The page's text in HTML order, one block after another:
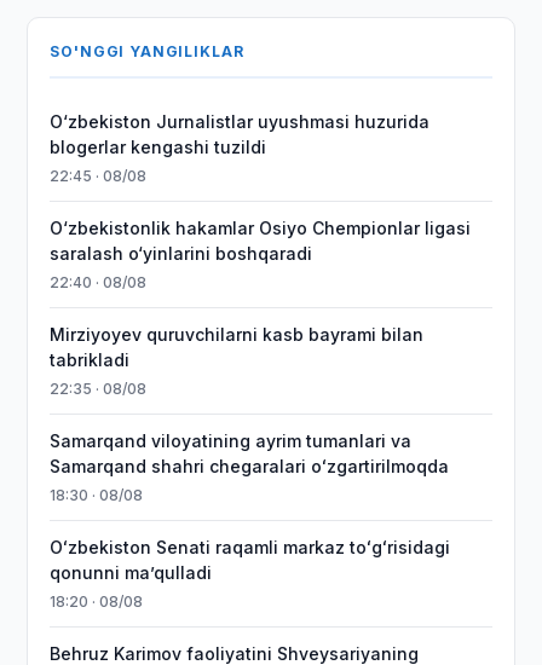
SO'NGGI YANGILIKLAR
O‘zbekiston Jurnalistlar uyushmasi huzurida
blogerlar kengashi tuzildi
22:45 · 08/08
O‘zbekistonlik hakamlar Osiyo Chempionlar ligasi
saralash o‘yinlarini boshqaradi
22:40 · 08/08
Mirziyoyev quruvchilarni kasb bayrami bilan
tabrikladi
22:35 · 08/08
Samarqand viloyatining ayrim tumanlari va
Samarqand shahri chegaralari oʻzgartirilmoqda
18:30 · 08/08
Oʻzbekiston Senati raqamli markaz toʻgʻrisidagi
qonunni maʼqulladi
18:20 · 08/08
Behruz Karimov faoliyatini Shveysariyaning